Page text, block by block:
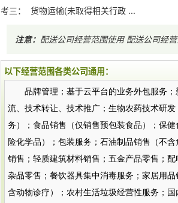
考三： 货物运输(未取得相关行政 ...
注意： 配送公司经营范围使用 配送公司经
以下经营范围各类公司通用：
品牌管理；基于云平台的业务外包服务
流、技术转让、技术推广；生物农药技术研
务）；食品销售（仅销售预包装食品）；保
险化学品）；包装服务；石油制品销售（不
销售；轻质建筑材料销售；五金产品零售；
杂品零售；餐饮器具集中消毒服务；家居用
含动物诊疗）；农村生活垃圾经营性服务；